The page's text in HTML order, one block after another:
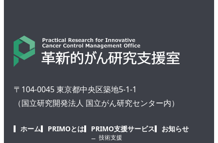
〒104-0045 東京都中央区築地5-1-1
（国立研究開発法人 国立がん研究センター内）
ホーム PRIMOとは PRIMO支援サービス
技術支援
お知らせ